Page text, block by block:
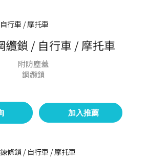
纜鎖 / 自行車 / 摩托車
附防塵蓋
鋼纜鎖
加入推薦